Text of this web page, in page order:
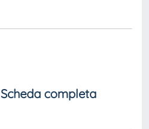
Scheda completa